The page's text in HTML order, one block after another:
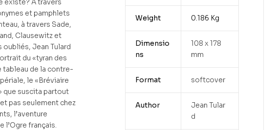
et pamphlets
à travers Sade,
Clausewitz et
oubliés, Jean Tulard
du «tyran des
tableau de la contre-
le «Bréviaire
que suscita partout
pas seulement chez
l’aventure
l’Ogre français.
Weight 0.186 Kg
Dimensio
ns
108 x 178
mm
Format softcover
Author
Jean Tular
d